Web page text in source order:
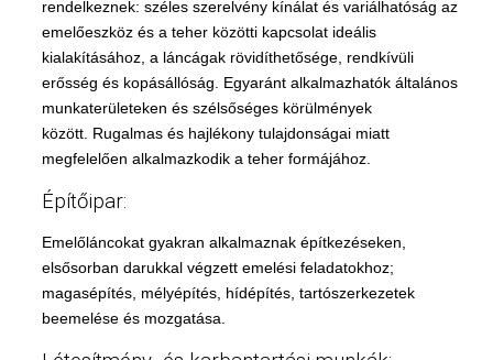
rendelkeznek: széles szerelvény kínálat és variálhatóság az
emelőeszköz és a teher közötti kapcsolat ideális
kialakításához, a láncágak rövidíthetősége, rendkívüli
erősség és kopásállóság. Egyaránt alkalmazhatók általános
munkaterületeken és szélsőséges körülmények
között. Rugalmas és hajlékony tulajdonságai miatt
megfelelően alkalmazkodik a teher formájához.
Építőipar:
Emelőláncokat gyakran alkalmaznak építkezéseken,
elsősorban darukkal végzett emelési feladatokhoz;
magasépítés, mélyépítés, hídépítés, tartószerkezetek
beemelése és mozgatása.
A sütikről